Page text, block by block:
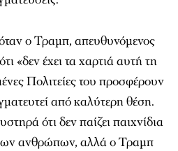
ο Τραμπ, απευθυνόμενος
«δεν έχει τα χαρτιά αυτή τη
Πολιτείες του προσφέρουν
από καλύτερη θέση.
ότι δεν παίζει παιχνίδια
ανθρώπων, αλλά ο Τραμπ